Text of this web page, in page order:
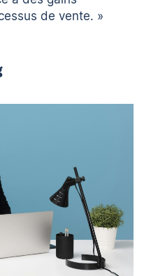
de vente. »